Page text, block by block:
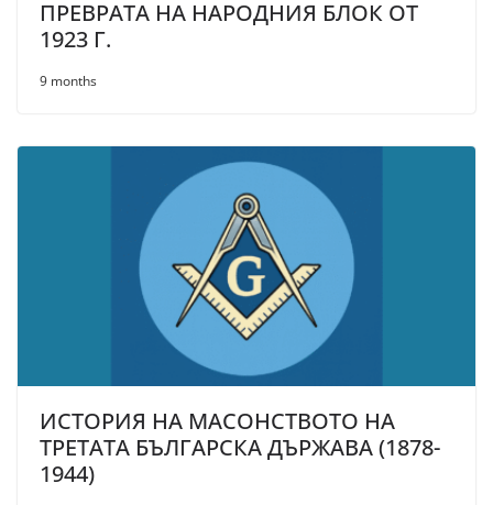
ПРЕВРАТА НА НАРОДНИЯ БЛОК ОТ
1923 Г.
9 months
ИСТОРИЯ НА МАСОНСТВОТО НА
ТРЕТАТА БЪЛГАРСКА ДЪРЖАВА (1878-
1944)